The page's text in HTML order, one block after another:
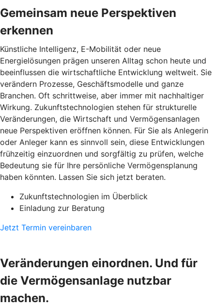
Gemeinsam neue Perspektiven
erkennen
Künstliche Intelligenz, E-Mobilität oder neue
Energielösungen prägen unseren Alltag schon heute und
beeinflussen die wirtschaftliche Entwicklung weltweit. Sie
verändern Prozesse, Geschäftsmodelle und ganze
Branchen. Oft schrittweise, aber immer mit nachhaltiger
Wirkung. Zukunftstechnologien stehen für strukturelle
Veränderungen, die Wirtschaft und Vermögensanlagen
neue Perspektiven eröffnen können. Für Sie als Anlegerin
oder Anleger kann es sinnvoll sein, diese Entwicklungen
frühzeitig einzuordnen und sorgfältig zu prüfen, welche
Bedeutung sie für Ihre persönliche Vermögensplanung
haben könnten. Lassen Sie sich jetzt beraten.
Zukunftstechnologien im Überblick
Einladung zur Beratung
Jetzt Termin vereinbaren
Veränderungen einordnen. Und für
die Vermögensanlage nutzbar
machen.